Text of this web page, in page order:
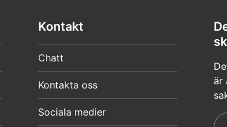
Kontakt
Chatt
Kontakta oss
Sociala medier
är